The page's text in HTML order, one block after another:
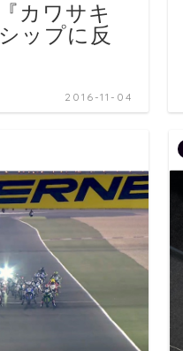
カワサキ
ップに反
2016-11-04